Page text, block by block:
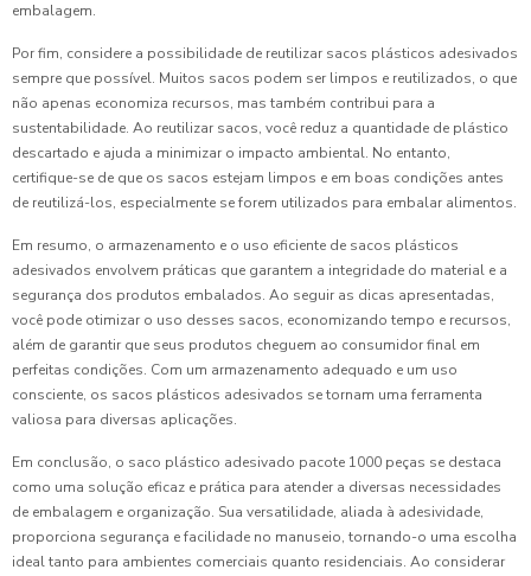
embalagem.
Por fim, considere a possibilidade de reutilizar sacos plásticos adesivados
sempre que possível. Muitos sacos podem ser limpos e reutilizados, o que
não apenas economiza recursos, mas também contribui para a
sustentabilidade. Ao reutilizar sacos, você reduz a quantidade de plástico
descartado e ajuda a minimizar o impacto ambiental. No entanto,
certifique-se de que os sacos estejam limpos e em boas condições antes
de reutilizá-los, especialmente se forem utilizados para embalar alimentos.
Em resumo, o armazenamento e o uso eficiente de sacos plásticos
adesivados envolvem práticas que garantem a integridade do material e a
segurança dos produtos embalados. Ao seguir as dicas apresentadas,
você pode otimizar o uso desses sacos, economizando tempo e recursos,
além de garantir que seus produtos cheguem ao consumidor final em
perfeitas condições. Com um armazenamento adequado e um uso
consciente, os sacos plásticos adesivados se tornam uma ferramenta
valiosa para diversas aplicações.
Em conclusão, o saco plástico adesivado pacote 1000 peças se destaca
como uma solução eficaz e prática para atender a diversas necessidades
de embalagem e organização. Sua versatilidade, aliada à adesividade,
proporciona segurança e facilidade no manuseio, tornando-o uma escolha
ideal tanto para ambientes comerciais quanto residenciais. Ao considerar